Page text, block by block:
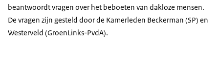
beantwoordt vragen over het beboeten van dakloze mensen.
De vragen zijn gesteld door de Kamerleden Beckerman (SP) en
Westerveld (GroenLinks-PvdA).